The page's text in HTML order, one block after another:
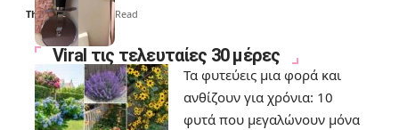
Thali Ombre 6 Min Read
Viral τις τελευταίες 30 μέρες
Τα φυτεύεις μια φορά και
ανθίζουν για χρόνια: 10
φυτά που μεγαλώνουν μόνα